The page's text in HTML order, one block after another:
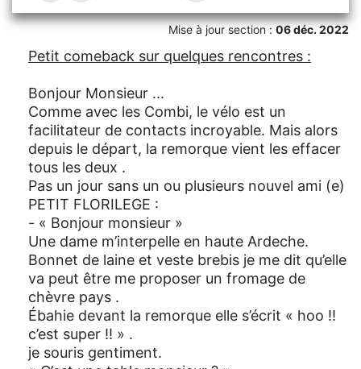
Mise à jour section :06 déc. 2022
Petit comeback sur quelques rencontres :
Bonjour Monsieur ...
Comme avec les Combi, le vélo est un
facilitateur de contacts incroyable. Mais alors
depuis le départ, la remorque vient les effacer
tous les deux .
Pas un jour sans un ou plusieurs nouvel ami (e)
PETIT FLORILEGE :
- « Bonjour monsieur »
Une dame m’interpelle en haute Ardeche.
Bonnet de laine et veste brebis je me dit qu’elle
va peut être me proposer un fromage de
chèvre pays .
Ébahie devant la remorque elle s’écrit « hoo !!
c’est super !! » .
je souris gentiment.